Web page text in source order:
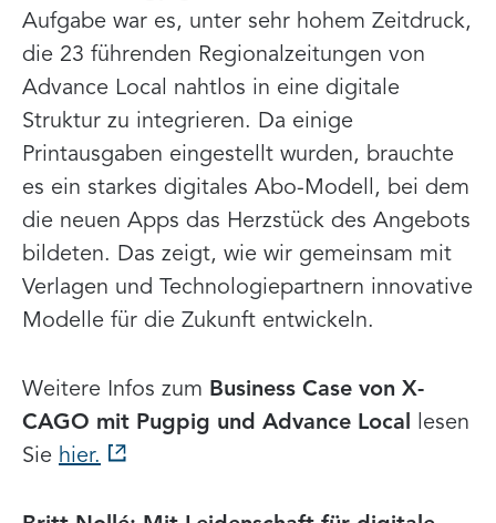
Aufgabe war es, unter sehr hohem Zeitdruck,
die 23 führenden Regionalzeitungen von
Advance Local nahtlos in eine digitale
Struktur zu integrieren. Da einige
Printausgaben eingestellt wurden, brauchte
es ein starkes digitales Abo-Modell, bei dem
die neuen Apps das Herzstück des Angebots
bildeten. Das zeigt, wie wir gemeinsam mit
Verlagen und Technologiepartnern innovative
Modelle für die Zukunft entwickeln.
Weitere Infos zum Business Case von X-
CAGO mit Pugpig und Advance Local lesen
Sie hier.